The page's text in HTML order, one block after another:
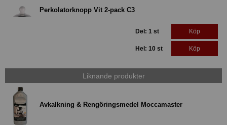
Perkolatorknopp Vit 2-pack C3
Del: 1 st Köp
Hel: 10 st Köp
Liknande produkter
Avkalkning & Rengöringsmedel Moccamaster